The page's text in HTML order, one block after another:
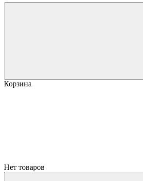
Корзина
Нет товаров